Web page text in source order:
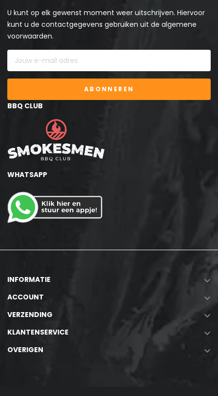
U kunt op elk gewenst moment weer uitschrijven. Hiervoor
kunt u de contactgegevens gebruiken uit de algemene
voorwaarden.
ABONNEREN
BBQ CLUB
WHATSAPP
INFORMATIE 
ACCOUNT 
VERZENDING 
KLANTENSERVICE 
OVERIGEN 